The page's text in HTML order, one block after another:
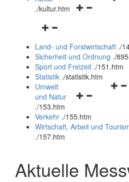
Navigationsmenü
./kultur.htm
Navigationsmenü
und
schließen
Land- und Forstwirtschaft ./
Sicherheit und Ordnung ./
Sport und Freizeit ./151.htm
Statistik ./statistik.htm
Navigationsmenü
und
schließen
Umwelt
und Natur
./153.htm
Verkehr ./155.htm
Wirtschaft, Arbeit und
./157.htm
Aktuelle